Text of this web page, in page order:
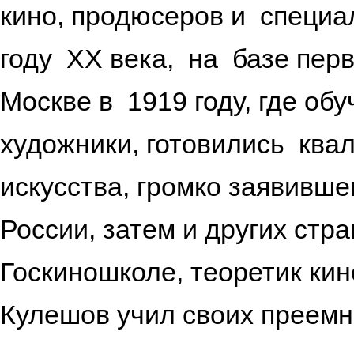
кино, продюсеров и
году ХХ века, на базе
Москве в 1919 году, где
художники, готовились
искусства, громко
России, затем и других
Госкиношколе, теоретик
Кулешов учил своих